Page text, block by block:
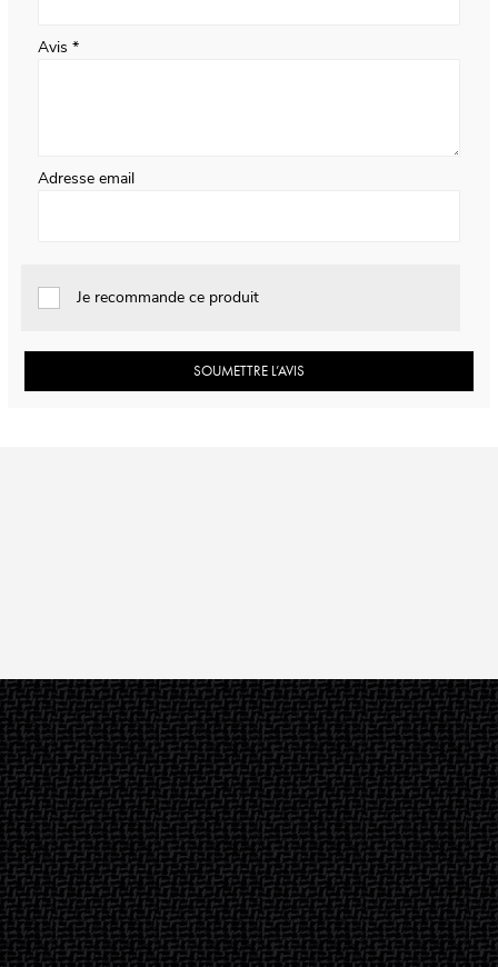
Avis
Adresse email
Je recommande ce produit
SOUMETTRE L’AVIS